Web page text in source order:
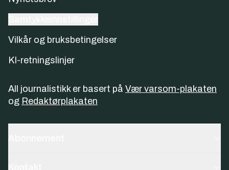
Vilkår og bruksbetingelser
KI-retningslinjer
All journalistikk er basert på Vær varsom-plakaten
og Redaktørplakaten